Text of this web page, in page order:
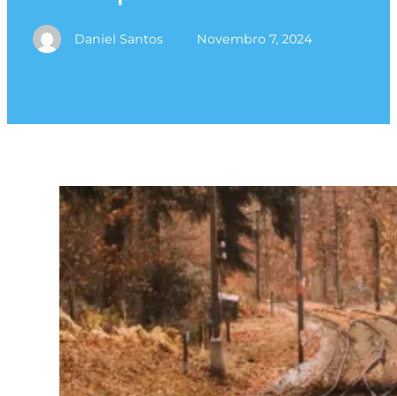
Daniel Santos Novembro 7, 2024